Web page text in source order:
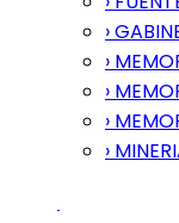
›
›
›
›
›